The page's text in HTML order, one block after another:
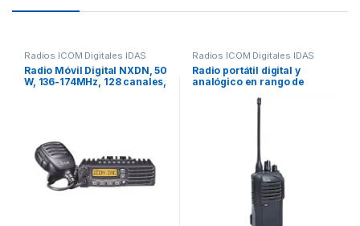
Radios ICOM Digitales IDAS
Radio Móvil Digital NXDN, 50
W, 136-174MHz, 128 canales,
micrófono, cable de
corriente y bracket.
Radios ICOM Digitales IDAS
Radio portátil digital y
analógico en rango de
canales, 4 W de potencia de